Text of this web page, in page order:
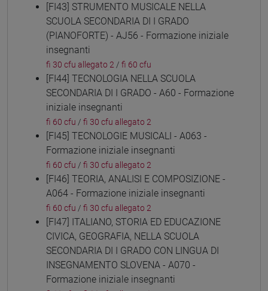
[FI43] STRUMENTO MUSICALE NELLA
SCUOLA SECONDARIA DI I GRADO
(PIANOFORTE) - AJ56 - Formazione iniziale
insegnanti
fi 30 cfu allegato 2 / fi 60 cfu
[FI44] TECNOLOGIA NELLA SCUOLA
SECONDARIA DI I GRADO - A60 - Formazione
iniziale insegnanti
fi 60 cfu / fi 30 cfu allegato 2
[FI45] TECNOLOGIE MUSICALI - A063 -
Formazione iniziale insegnanti
fi 60 cfu / fi 30 cfu allegato 2
[FI46] TEORIA, ANALISI E COMPOSIZIONE -
A064 - Formazione iniziale insegnanti
fi 60 cfu / fi 30 cfu allegato 2
[FI47] ITALIANO, STORIA ED EDUCAZIONE
CIVICA, GEOGRAFIA, NELLA SCUOLA
SECONDARIA DI I GRADO CON LINGUA DI
INSEGNAMENTO SLOVENA - A070 -
Formazione iniziale insegnanti